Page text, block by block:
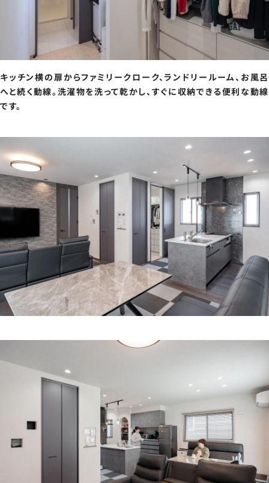
キッチン横の扉からファミリークローク、ランドリールーム、お風呂
へと続く動線。洗濯物を洗って乾かし、すぐに収納できる便利な動線
です。